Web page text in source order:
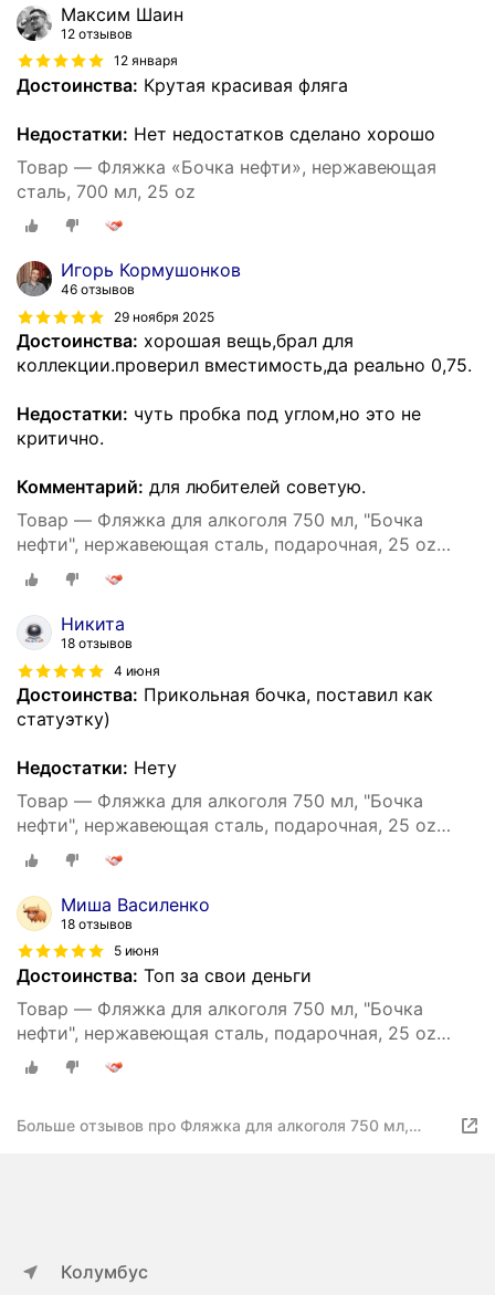
Максим Шаин
12 отзывов
12 января
Достоинства: Крутая красивая фляга
Недостатки: Нет недостатков сделано хорошо
Товар — Фляжка «Бочка нефти», нержавеющая
сталь, 700 мл, 25 oz
Игорь Кормушонков
46 отзывов
29 ноября 2025
Достоинства: хорошая вещь,брал для
коллекции.проверил вместимость,да реально 0,75.
Недостатки: чуть пробка под углом,но это не
критично.
Комментарий: для любителей советую.
Товар — Фляжка для алкоголя 750 мл, "Бочка
нефти", нержавеющая сталь, подарочная, 25 oz
9284917
Никита
18 отзывов
4 июня
Достоинства: Прикольная бочка, поставил как
статуэтку)
Недостатки: Нету
Товар — Фляжка для алкоголя 750 мл, "Бочка
нефти", нержавеющая сталь, подарочная, 25 oz
9284917
Миша Василенко
18 отзывов
5 июня
Достоинства: Топ за свои деньги
Товар — Фляжка для алкоголя 750 мл, "Бочка
нефти", нержавеющая сталь, подарочная, 25 oz
9284917
Больше отзывов про Фляжка для алкоголя 750 мл,
Колумбус